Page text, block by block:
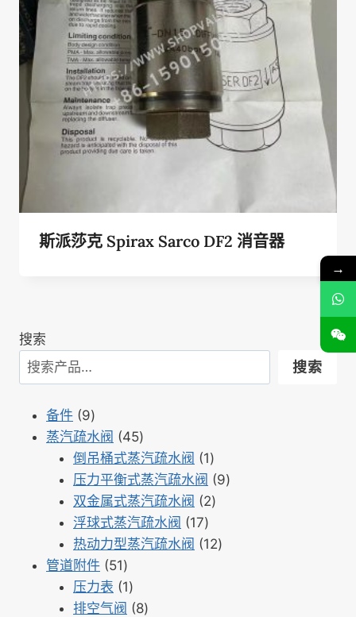
斯派莎克 Spirax Sarco DF2 消音器
搜索
搜索
备件 99
个
产
品
蒸汽疏水阀 4545
个
产
品
倒吊桶式蒸汽疏水阀 11
个
产
压力平衡式蒸汽疏水阀 99
双金属式蒸汽疏水阀 22
产
浮球式蒸汽疏水阀 1717
个
热动力型蒸汽疏水阀 1212
管道附件 5151
个
产
压力表 11
个
排空气阀 88
→